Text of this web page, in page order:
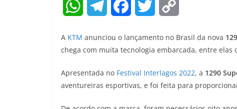
W
a
s
A
l
g
r
c
b
o
t
e
p
L
i
A KTM anunciou o lançamento no Brasil da nova
chega com muita tecnologia embarcada, entre elas
Apresentada no Festival Interlagos 2022, a 1290
aventureiras esportivas, e foi feita para